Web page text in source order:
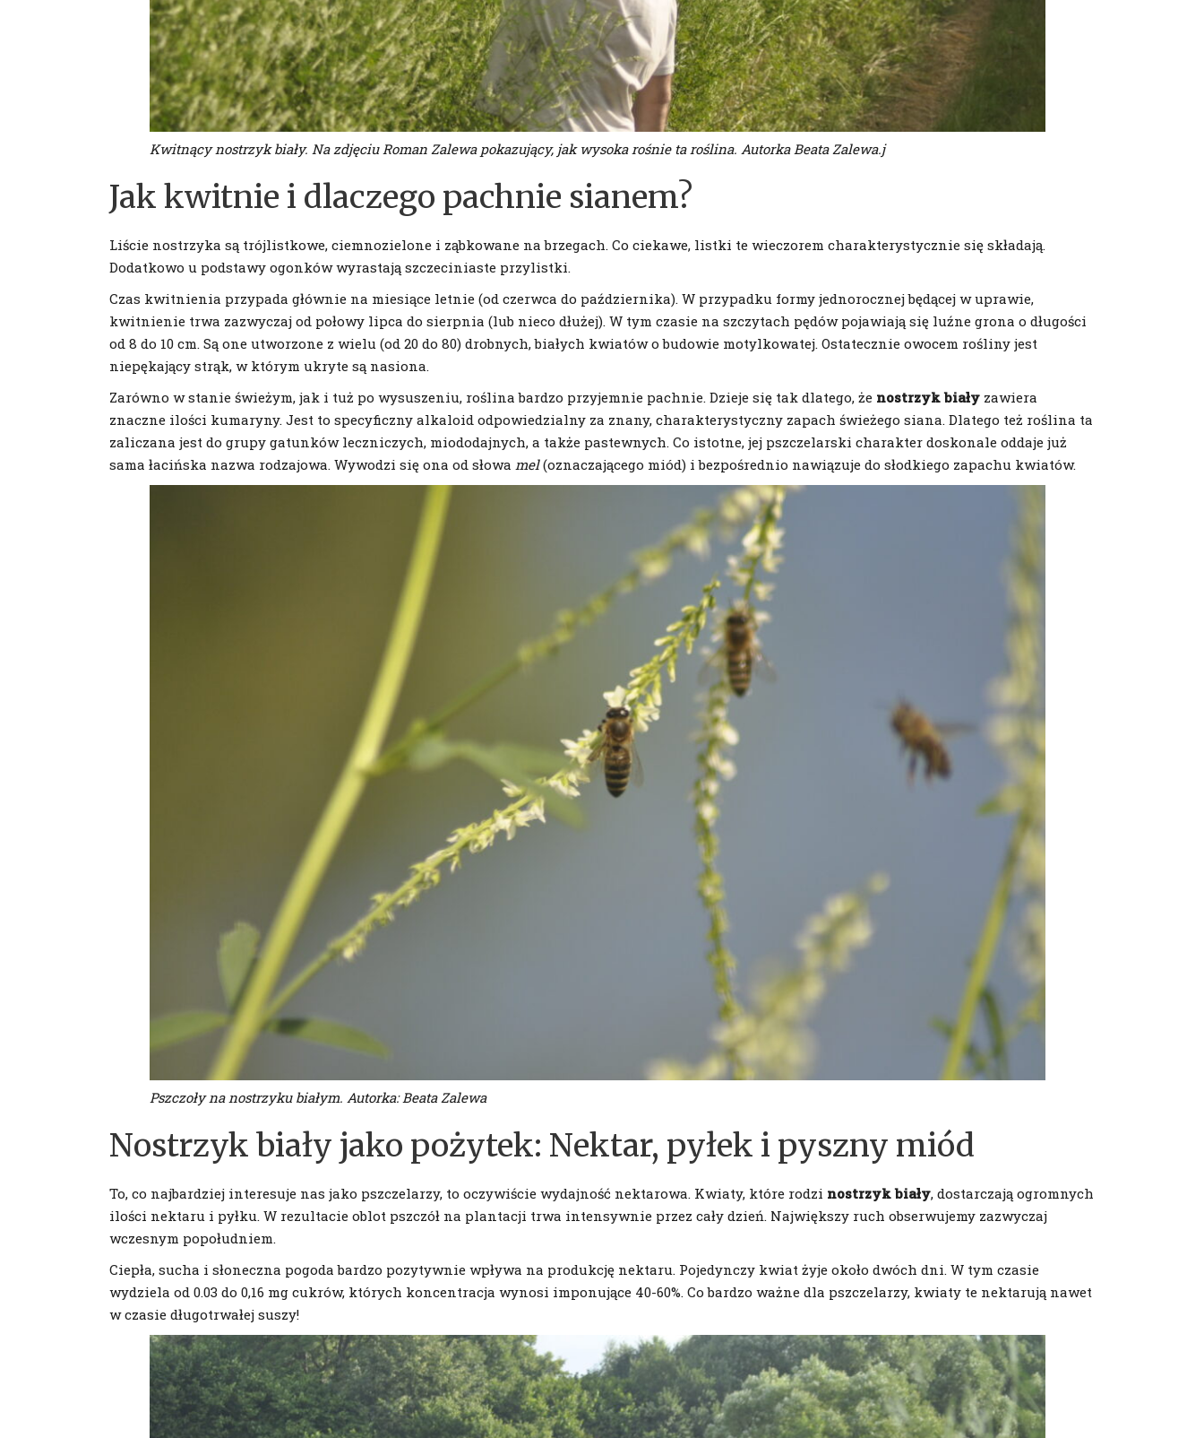
Kwitnący nostrzyk biały. Na zdjęciu Roman Zalewa pokazujący, jak wysoka rośnie ta roślina. Autorka Beata Zalewa.j
Jak kwitnie i dlaczego pachnie sianem?
Liście nostrzyka są trójlistkowe, ciemnozielone i ząbkowane na brzegach. Co ciekawe, listki te wieczorem charakterystycznie się składają.
Dodatkowo u podstawy ogonków wyrastają szczeciniaste przylistki.
Czas kwitnienia przypada głównie na miesiące letnie (od czerwca do października). W przypadku formy jednorocznej będącej w uprawie,
kwitnienie trwa zazwyczaj od połowy lipca do sierpnia (lub nieco dłużej). W tym czasie na szczytach pędów pojawiają się luźne grona o długości
od 8 do 10 cm. Są one utworzone z wielu (od 20 do 80) drobnych, białych kwiatów o budowie motylkowatej. Ostatecznie owocem rośliny jest
niepękający strąk, w którym ukryte są nasiona.
Zarówno w stanie świeżym, jak i tuż po wysuszeniu, roślina bardzo przyjemnie pachnie. Dzieje się tak dlatego, że nostrzyk biały zawiera
znaczne ilości kumaryny. Jest to specyficzny alkaloid odpowiedzialny za znany, charakterystyczny zapach świeżego siana. Dlatego też roślina ta
zaliczana jest do grupy gatunków leczniczych, miododajnych, a także pastewnych. Co istotne, jej pszczelarski charakter doskonale oddaje już
sama łacińska nazwa rodzajowa. Wywodzi się ona od słowa mel(oznaczającego miód) i bezpośrednio nawiązuje do słodkiego zapachu kwiatów.
Pszczoły na nostrzyku białym. Autorka: Beata Zalewa
Nostrzyk biały jako pożytek: Nektar, pyłek i pyszny miód
To, co najbardziej interesuje nas jako pszczelarzy, to oczywiście wydajność nektarowa. Kwiaty, które rodzi nostrzyk biały, dostarczają ogromnych
ilości nektaru i pyłku. W rezultacie oblot pszczół na plantacji trwa intensywnie przez cały dzień. Największy ruch obserwujemy zazwyczaj
wczesnym popołudniem.
Ciepła, sucha i słoneczna pogoda bardzo pozytywnie wpływa na produkcję nektaru. Pojedynczy kwiat żyje około dwóch dni. W tym czasie
wydziela od 0.03 do 0,16 mg cukrów, których koncentracja wynosi imponujące 40-60%. Co bardzo ważne dla pszczelarzy, kwiaty te nektarują nawet
w czasie długotrwałej suszy!